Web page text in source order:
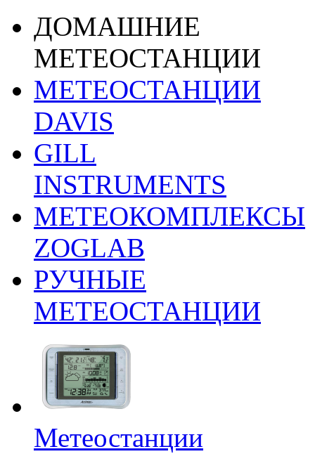
ДОМАШНИЕ
МЕТЕОСТАНЦИИ
МЕТЕОСТАНЦИИ
DAVIS
GILL
INSTRUMENTS
МЕТЕОКОМПЛЕКСЫ
ZOGLAB
РУЧНЫЕ
МЕТЕОСТАНЦИИ
Метеостанции